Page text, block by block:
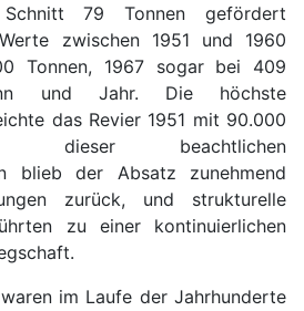
79 Tonnen gefördert
zwischen 1951 und 1960
Tonnen, 1967 sogar bei 409
und Jahr. Die höchste
das Revier 1951 mit 90.000
dieser beachtlichen
blieb der Absatz zunehmend
zurück, und strukturelle
zu einer kontinuierlichen
im Laufe der Jahrhunderte